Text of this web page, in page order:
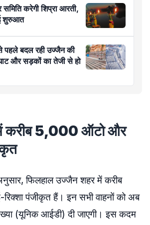
करेगी शिप्रा आरती,
शुरुआत
बदल रही उज्जैन की
और सड़कों का तेजी से हो
करीब 5,000 ऑटो और
फिलहाल उज्जैन शहर में करीब
पंजीकृत हैं। इन सभी वाहनों को अब
(यूनिक आईडी) दी जाएगी। इस कदम